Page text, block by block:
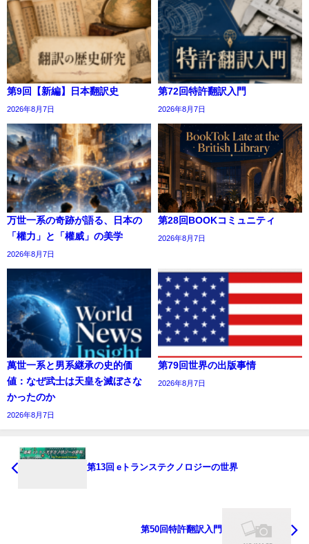
第9回【新編】日本翻訳史
2026年8月7日
第72回特許翻訳入門
2026年8月7日
万世一系の奇跡が語る、日本の
「權力」と「權威」の美学
2026年8月7日
第28回BOOKコミュニティ
2026年8月7日
萬世一系と男系継承の史的価
値：なぜ武士は天皇を滅ぼさな
かったのか
2026年8月7日
第79回世界の出版事情
2026年8月7日
第13回 eトランステクノロジーの世界
第50回特許翻訳入門